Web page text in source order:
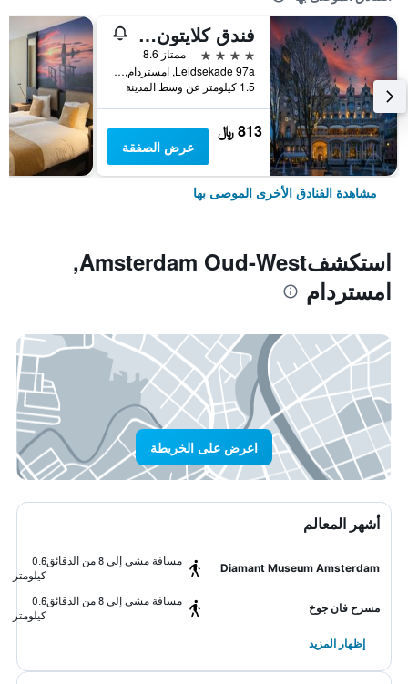
فندق كلايتون أمستردام أمريكان
4 نجوم
ممتاز 8.6
Leidsekade 97a, امستردام, مقاطعة شمال هولندا, هولندا
1.5 كيلومتر عن وسط المدينة
813 ﷼
عرض الصفقة
مشاهدة الفنادق الأخرى الموصى بها
استكشفAmsterdam Oud-West,
امستردام
اعرض على الخريطة
أشهر المعالم
Diamant Museum Amsterdam
مسافة مشي إلى 8 من الدقائق
0.6
كيلومتر
مسرح فان جوخ
مسافة مشي إلى 8 من الدقائق
0.6
كيلومتر
إظهار المزيد